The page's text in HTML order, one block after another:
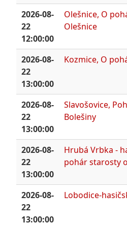
2026-08-
22
12:00:00
Olešnice, O
Olešnice
2026-08-
22
13:00:00
Kozmice, O
2026-08-
22
13:00:00
Slavošovice,
Bolešiny
2026-08-
22
13:00:00
Hrubá Vrbka -
pohár starosty
2026-08-
22
13:00:00
Lobodice-